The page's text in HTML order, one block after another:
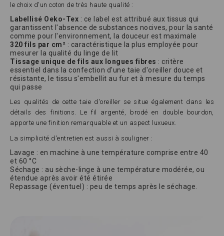
le choix d'un coton de très haute qualité :
Labellisé Oeko-Tex : ce label est attribué aux tissus qui
garantissent l'absence de substances nocives, pour la santé
comme pour l'environnement, la douceur est maximale
320 fils par cm² : caractéristique la plus employée pour
mesurer la qualité du linge de lit
Tissage unique de fils aux longues fibres : critère
essentiel dans la confection d'une taie d'oreiller douce et
résistante, le tissu s'embellit au fur et à mesure du temps
qui passe
Les qualités de cette taie d'oreiller se situe également dans les
détails des finitions. Le fil argenté, brodé en double bourdon,
apporte une finition remarquable et un aspect luxueux.
La simplicité d'entretien est aussi à souligner :
Lavage : en machine à une température comprise entre 40
et 60 °C
Séchage : au sèche-linge à une température modérée, ou
étendue après avoir été étirée
Repassage (éventuel) : peu de temps après le séchage.